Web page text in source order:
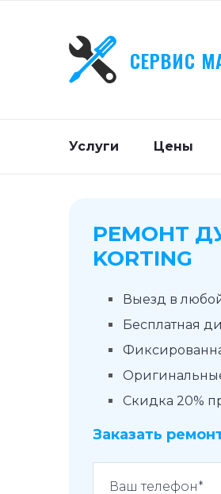
СЕРВИС
Услуги Цены
РЕМОНТ
KORTING
Выезд в
Бесплатная
Скидка 20%
Заказать